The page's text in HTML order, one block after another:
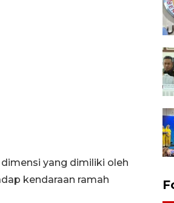
yang dimiliki oleh
kendaraan ramah